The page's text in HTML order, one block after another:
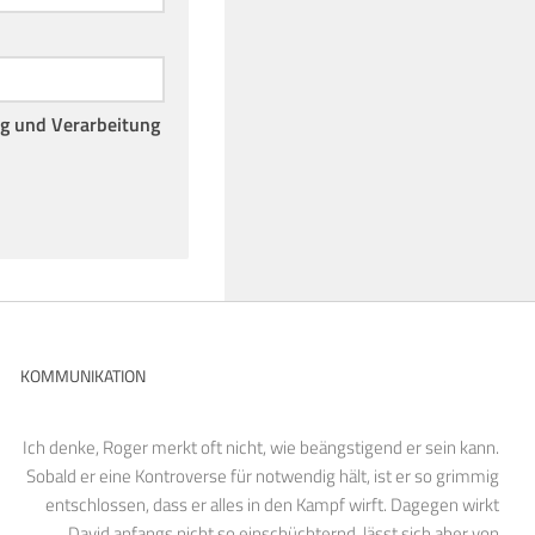
und Verarbeitung
KOMMUNIKATION
Ich denke, Roger merkt oft nicht, wie beängstigend er sein kann.
Sobald er eine Kontroverse für notwendig hält, ist er so grimmig
entschlossen, dass er alles in den Kampf wirft. Dagegen wirkt